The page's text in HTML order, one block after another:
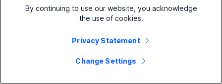
response .
hendelsesvisningsloggene på ADFS-serveren og se etter
attempt to build the certificate chain
By continuing to use our website, you acknowledge
the use of cookies.
Privacy Statement
Change Settings